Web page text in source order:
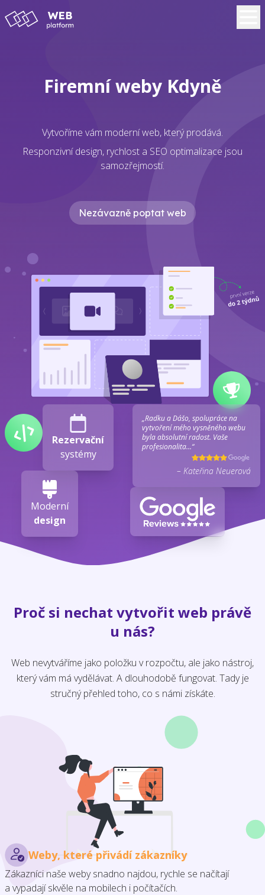
Firemní weby Kdyně
Vytvoříme vám moderní web, který prodává.
Responzivní design, rychlost a SEO optimalizace jsou
samozřejmostí.
Nezávazně poptat web
Rezervační
systémy
Moderní
design
„Radku a Dášo, spolupráce na
vytvoření mého vysněného webu
byla absolutní radost. Vaše
profesionalita...“
– Kateřina Neuerová
Proč si nechat vytvořit web právě
u nás?
Web nevytváříme jako položku v rozpočtu, ale jako nástroj,
který vám má vydělávat. A dlouhodobě fungovat. Tady je
stručný přehled toho, co s námi získáte.
Weby, které přivádí zákazníky
Zákazníci naše weby snadno najdou, rychle se načítají
a vypadají skvěle na mobilech i počítačích.